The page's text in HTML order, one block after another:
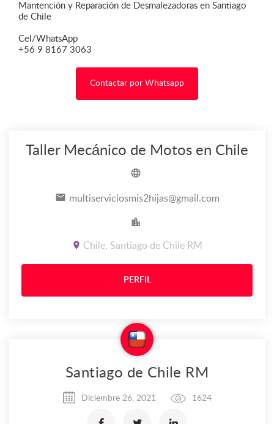
Mantención y Reparación de Desmalezadoras en Santiago
de Chile
Cel/WhatsApp
+56 9 8167 3063
Contactar por Whatsapp
Taller Mecánico de Motos en Chile
multiserviciosmis2hijas@gmail.com
Chile, Santiago de Chile RM
PERFIL
Santiago de Chile RM
Diciembre 26, 2021 1624